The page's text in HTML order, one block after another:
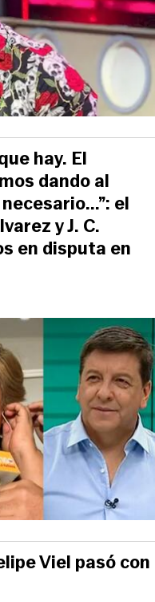
hay. El
dando al
el
y J. C.
en disputa en
Viel pasó con